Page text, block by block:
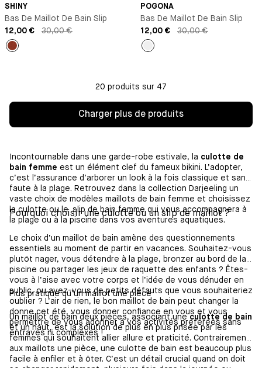
SHINY
Bas De Maillot De Bain Slip
12,00 €
30,00 €
Marron
POGONA
Bas De Maillot De Bain Slip
12,00 €
30,00 €
Noir
20 produits sur 47
Charger plus de produits
Incontournable dans une garde-robe estivale, la culotte de
bain femme est un élément clef du fameux bikini. L’adopter,
c’est l’assurance d’arborer un look à la fois classique et sans
faute à la plage. Retrouvez dans la collection Darjeeling un
vaste choix de modèles maillots de bain femme et choisissez
la culotte ou le slip de bain femme qui vous accompagnera à
la plage ou à la piscine dans vos aventures aquatiques.
Pourquoi choisir une culotte ou un slip de maillot ?
Le choix d’un maillot de bain amène des questionnements
essentiels au moment de partir en vacances. Souhaitez-vous
plutôt nager, vous détendre à la plage, bronzer au bord de la
piscine ou partager les jeux de raquette des enfants ? Êtes-
vous à l’aise avec votre corps et l’idée de vous dénuder en
public, ou avez-vous de petits défauts que vous souhaiteriez
oublier ? L’air de rien, le bon maillot de bain peut changer la
donne cet été, vous donner confiance en vous et vous
permettre de vous adonner à vos activités préférées sans
entraves ni complexes !
Plus pratique qu’un maillot une pièce
Un maillot de bain deux pièces, associant une culotte de bain
et un haut, est la solution de plus en plus prisée par les
femmes qui souhaitent allier allure et praticité. Contrairement
aux maillots une pièce, une culotte de bain est beaucoup plus
facile à enfiler et à ôter. C’est un détail crucial quand on doit